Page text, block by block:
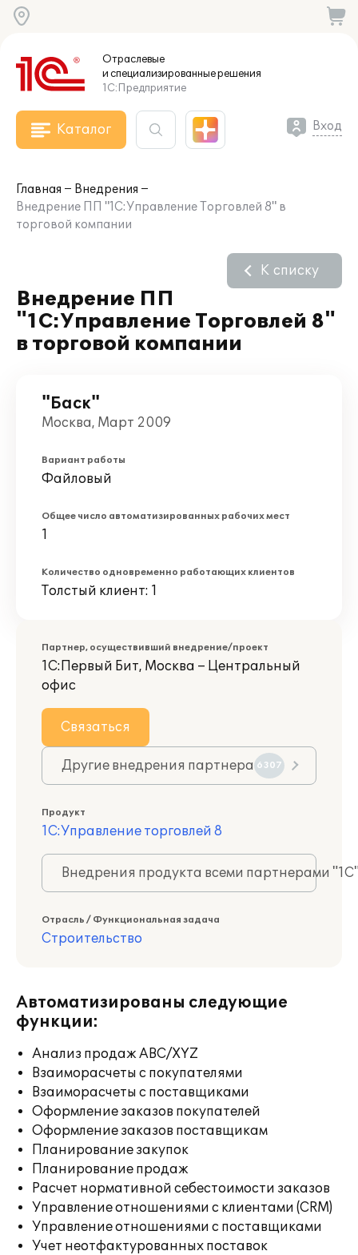
Отраслевые
и специализированныерешения
1С:Предприятие
Каталог Вход
Главная
Внедрения
Внедрение ПП "1С:Управление Торговлей 8" в
торговой компании
Внедрение ПП
"1С:Управление Торговлей 8"
в торговой компании
К списку
"Баск"
Москва, Март 2009
Вариант работы
Файловый
Общее число автоматизированных рабочих мест
1
Количество одновременно работающих клиентов
Толстый клиент: 1
Партнер, осуществивший внедрение/проект
1С:Первый Бит, Москва – Центральный
офис
Связаться
Другие внедрения партнера 6307
Продукт
1С:Управление торговлей 8
Внедрения продукта всеми партнерами
Отрасль / Функциональная задача
Строительство
Автоматизированы следующие
функции:
Анализ продаж ABC/XYZ
Взаиморасчеты с покупателями
Взаиморасчеты с поставщиками
Оформление заказов покупателей
Оформление заказов поставщикам
Планирование закупок
Планирование продаж
Расчет нормативной себестоимости заказов
Управление отношениями с клиентами (CRM)
Управление отношениями с поставщиками
Учет неотфактурованных поставок